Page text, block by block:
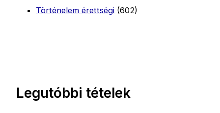
Történelem érettségi (602)
Legutóbbi tételek